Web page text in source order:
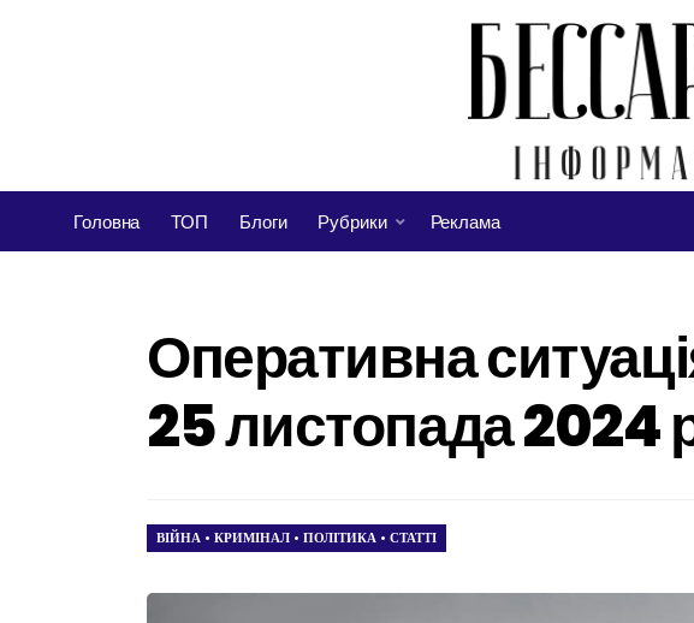
Головна ТОП Блоги Рубрики Реклама
Оперативна
25 листопада 2024
ВІЙНА • КРИМІНАЛ • ПОЛІТИКА • СТАТТІ